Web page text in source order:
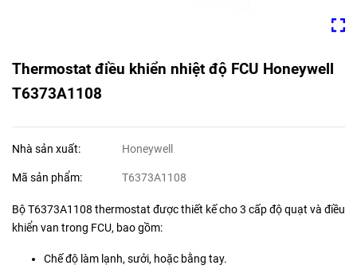
Thermostat điều khiển nhiệt độ FCU Honeywell
T6373A1108
Nhà sản xuất: Honeywell
Mã sản phẩm: T6373A1108
Bộ T6373A1108 thermostat được thiết kế cho 3 cấp độ quạt và điều
khiển van trong FCU, bao gồm:
Chế độ làm lạnh, sưởi, hoặc bằng tay.